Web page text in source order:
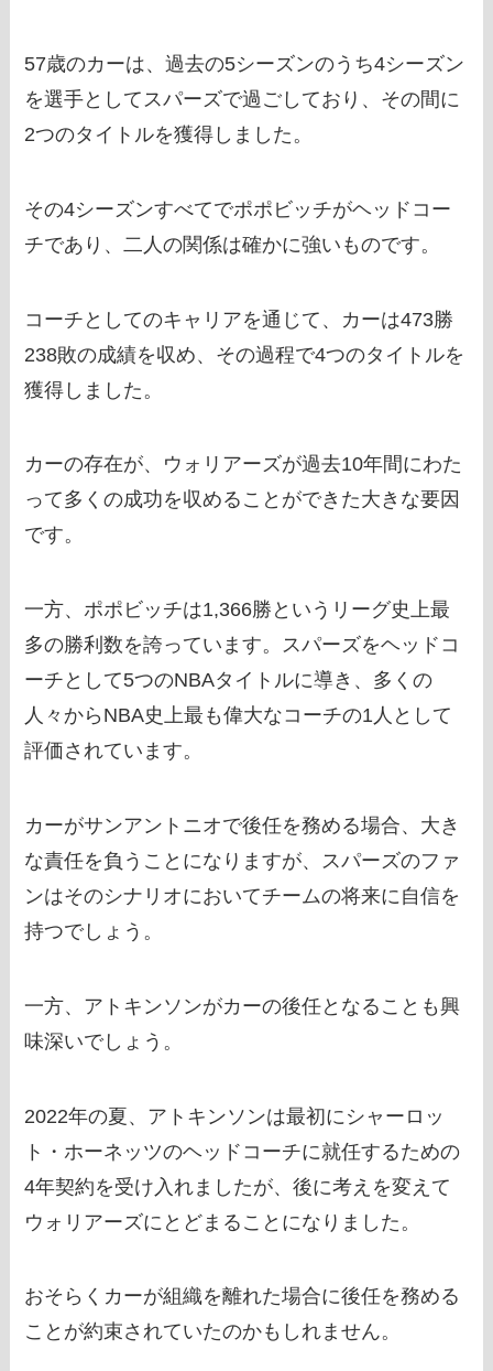
57歳のカーは、過去の5シーズンのうち4シーズン
を選手としてスパーズで過ごしており、その間に
2つのタイトルを獲得しました。
その4シーズンすべてでポポビッチがヘッドコー
チであり、二人の関係は確かに強いものです。
コーチとしてのキャリアを通じて、カーは473勝
238敗の成績を収め、その過程で4つのタイトルを
獲得しました。
カーの存在が、ウォリアーズが過去10年間にわた
って多くの成功を収めることができた大きな要因
です。
一方、ポポビッチは1,366勝というリーグ史上最
多の勝利数を誇っています。スパーズをヘッドコ
ーチとして5つのNBAタイトルに導き、多くの
人々からNBA史上最も偉大なコーチの1人として
評価されています。
カーがサンアントニオで後任を務める場合、大き
な責任を負うことになりますが、スパーズのファ
ンはそのシナリオにおいてチームの将来に自信を
持つでしょう。
一方、アトキンソンがカーの後任となることも興
味深いでしょう。
2022年の夏、アトキンソンは最初にシャーロッ
ト・ホーネッツのヘッドコーチに就任するための
4年契約を受け入れましたが、後に考えを変えて
ウォリアーズにとどまることになりました。
おそらくカーが組織を離れた場合に後任を務める
ことが約束されていたのかもしれません。